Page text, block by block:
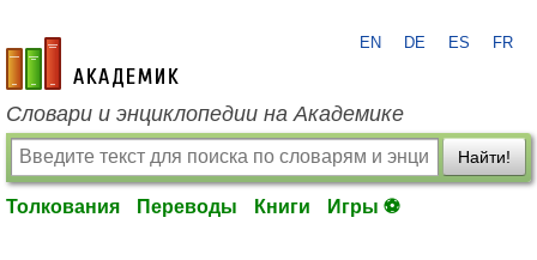
academic.ru
EN DE ES FR
Словари и энциклопедии на Академике
Найти!
Толкования Переводы Книги Игры ⚽